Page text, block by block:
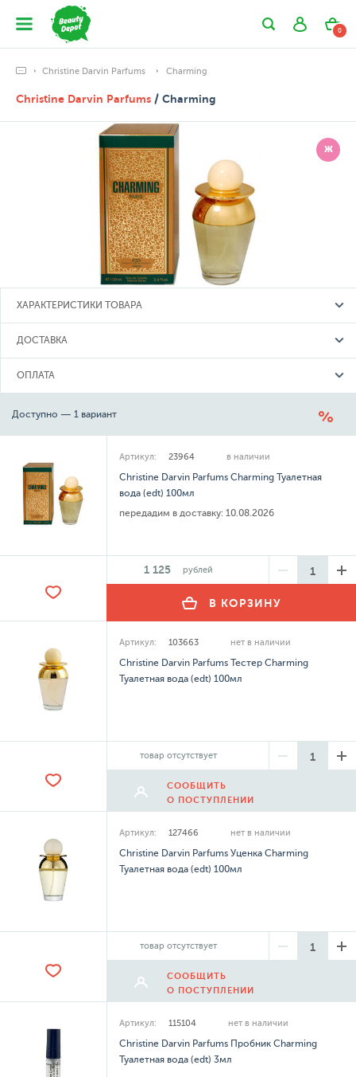
0
Christine Darvin Parfums Charming
Christine Darvin Parfums / Charming
Ж
ХАРАКТЕРИСТИКИ ТОВАРА
ДОСТАВКА
ОПЛАТА
Доступно — 1 вариант
Артикул: 23964 в наличии
Christine Darvin Parfums Charming Туалетная
вода (edt) 100мл
передадим в доставку: 10.08.2026
1 125 рублей
В КОРЗИНУ
Артикул: 103663 нет в наличии
Christine Darvin Parfums Тестер Charming
Туалетная вода (edt) 100мл
товар отсутствует
СООБЩИТЬ
О ПОСТУПЛЕНИИ
Артикул: 127466 нет в наличии
Christine Darvin Parfums Уценка Charming
Туалетная вода (edt) 100мл
товар отсутствует
СООБЩИТЬ
О ПОСТУПЛЕНИИ
Артикул: 115104 нет в наличии
Christine Darvin Parfums Пробник Charming
Туалетная вода (edt) 3мл